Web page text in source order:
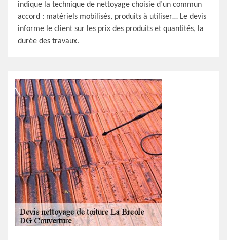
indique la technique de nettoyage choisie d’un commun
accord : matériels mobilisés, produits à utiliser… Le devis
informe le client sur les prix des produits et quantités, la
durée des travaux.